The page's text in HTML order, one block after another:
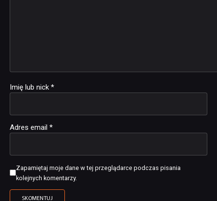
Imię lub nick *
Adres email *
Zapamiętaj moje dane w tej przeglądarce podczas pisania
kolejnych komentarzy.